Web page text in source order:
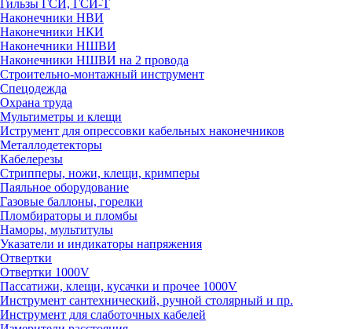
Гильзы ГСИ, ГСИ-Т
Наконечники НВИ
Наконечники НКИ
Наконечники НШВИ
Наконечники НШВИ на 2 провода
Строительно-монтажный инструмент
Спецодежда
Охрана труда
Мультиметры и клещи
Иструмент для опрессовки кабельных наконечников
Металлодетекторы
Кабелерезы
Стрипперы, ножи, клещи, кримперы
Паяльное оборудование
Газовые баллоны, горелки
Пломбираторы и пломбы
Наморы, мультитулы
Указатели и индикаторы напряжения
Отвертки
Отвертки 1000V
Пассатижи, клещи, кусачки и прочее 1000V
Инструмент сантехнический, ручной столярный и пр.
Инструмент для слаботочных кабелей